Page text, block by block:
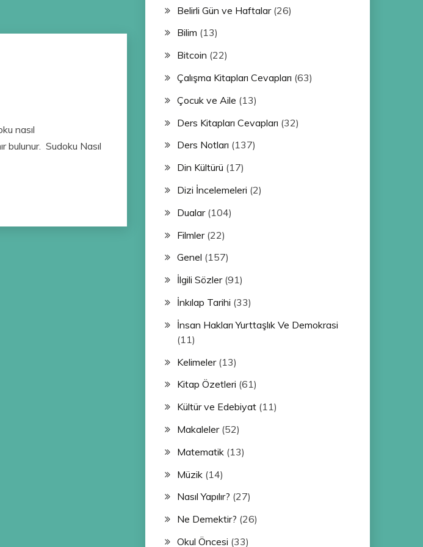
nasıl
bulunur. Sudoku Nasıl
Belirli Gün ve Haftalar(26)
Bilim (13)
Bitcoin (22)
Çalışma Kitapları Cevapları (63)
Çocuk ve Aile (13)
Ders Kitapları Cevapları (32)
Ders Notları (137)
Din Kültürü (17)
Dizi İncelemeleri (2)
Dualar(104)
Filmler(22)
Genel (157)
İlgili Sözler(91)
İnkılap Tarihi (33)
İnsan Hakları Yurttaşlık Ve Demokrasi
(11)
Kelimeler(13)
Kitap Özetleri (61)
Kültür ve Edebiyat(11)
Makaleler(52)
Matematik(13)
Müzik(14)
Nasıl Yapılır? (27)
Ne Demektir? (26)
Okul Öncesi (33)